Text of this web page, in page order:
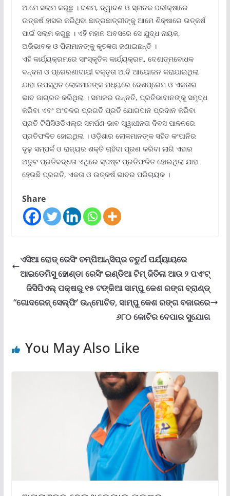
ଆମେ ସଲାମ କରୁଛୁ । ଦଶମ, ଦ୍ୱାଦଶ ଓ ସ୍ନାତକ ପରୀକ୍ଷାରେ
ଉତ୍କର୍ଷ ହାସଲ କରିଥିବା ଛାତ୍ରଛାତ୍ରୀଙ୍କୁ ଆମେ ଶିକ୍ଷାରେ ଉତ୍କର୍ଷ
ପାଇଁ ସଲାମ କରୁଛୁ । ଏହି ମହାନ ଅବସରେ ସେ ଯୁଦ୍ଧ ନାୟକ,
ଅଭିଭାବକ ଓ ପିଲାମାନଙ୍କୁ କୃତଜ୍ଞତା ଜଣାଇଛନ୍ତି ।
ଏହି କାର୍ଯ୍ୟକ୍ରମରେ ସାଂସ୍କୃତିକ କାର୍ଯ୍ୟକ୍ରମ, ଦେଶାତ୍ମବୋଧକ
ବନ୍ଦନା ଓ ପ୍ରେରଣାଦାୟୀ ବକ୍ତୃତା ଆଦି ଆୟୋଜନ କରାଯାଇଥିଲା
ଯାହା ଉପସ୍ଥିତ ଲୋକମାନଙ୍କ ମଧ୍ୟରେ ଦେଶପ୍ରେମ ଓ ଏକତାର
ଭାବ ଜାଗ୍ରତ କରିଥିଲା । ସମାଜର ଉନ୍ନତି, ପ୍ରତିଭାବାନଙ୍କୁ ସମୃଦ୍ଧ
କରିବା ଏବଂ ଅଂଚଳର ପ୍ରଗତି ପ୍ରତି ଯୋଗଦାନ ପ୍ରଦାନ କରିବା
ପ୍ରତି ଟିପିସିଓଡିଏଲ୍‌ର ସମର୍ପଣ ଭାବ ସ୍ୱାଧୀନତା ଦିବସ ପାଳନରେ
ପ୍ରତିଫଳିତ ହୋଇଥିଲା । ଓଡ଼ିଶାର ଲୋକମାନଙ୍କ ସହିତ କଂପାନିର
ଦୃଢ଼ ସମ୍ପର୍କ ଓ ରାଜ୍ୟର ଶକ୍ତି ଚାହିଦା ପୂରଣ କରିବା ଲାଗି ଏହାର
ଅତୁଟ ପ୍ରତିବଦ୍ଧତା ଏଥିରେ ସ୍ପଷ୍ଟ ପ୍ରତିଫଳିତ ହୋଇଥିଲା ଯାହା
ହେଉଛି ପ୍ରଗତି, ଏକତା ଓ ଉତ୍କର୍ଷ ଭାବର ପରିଚାୟକ ।
Share
ଏସିଆ ରୋଡ୍ ରେସିଂ ଚମ୍ପିଆନ୍‌ସିପ୍‌ର ଚତୁର୍ଥ ପର୍ଯ୍ୟାୟରେ
ଆଇଡେମିସୁ ହୋଣ୍ଡା ରେସିଂ ଇଣ୍ଡିଆ ଟିମ୍ ଜିତିଲା ଆଉ ୨ ପଏଂଟ୍‌
ଜିସିପିଏଲ୍ ପକ୍ଷରୁ ୧୫ ଟଙ୍କିଆ ସାମ୍ପୁ କେଶ ରଙ୍ଗ ବ୍ରାଣ୍ଡ୍
“ଗୋଦରେଜ୍ ସେଲ୍‌ଫି’ ଉନ୍ମୋଚିତ, ସାମ୍ପୁ କେଶ ରଙ୍ଗ ବଜାରରେ
୬୮୦ କୋଟିର ବେପାର ସୁଯୋଗ
You May Also Like